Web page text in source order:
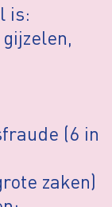
is:
(6 in
zaken)